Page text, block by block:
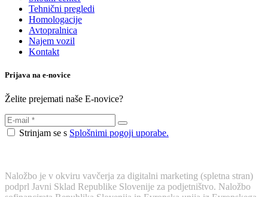
Tehnični pregledi
Homologacije
Avtopralnica
Najem vozil
Kontakt
Prijava na e-novice
Želite prejemati naše E-novice?
Strinjam se s Splošnimi pogoji uporabe.
Naložbo je v okviru vavčerja za digitalni marketing (spletna stran)
podprl Javni Sklad Republike Slovenije za podjetništvo. Naložbo